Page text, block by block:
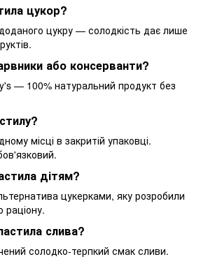
цукор?
цукру — солодкість дає лише
або консерванти?
— 100% натуральний продукт без
місці в закритій упаковці.
дітям?
цукерками, яку розробили
слива?
солодко-терпкий смак сливи.